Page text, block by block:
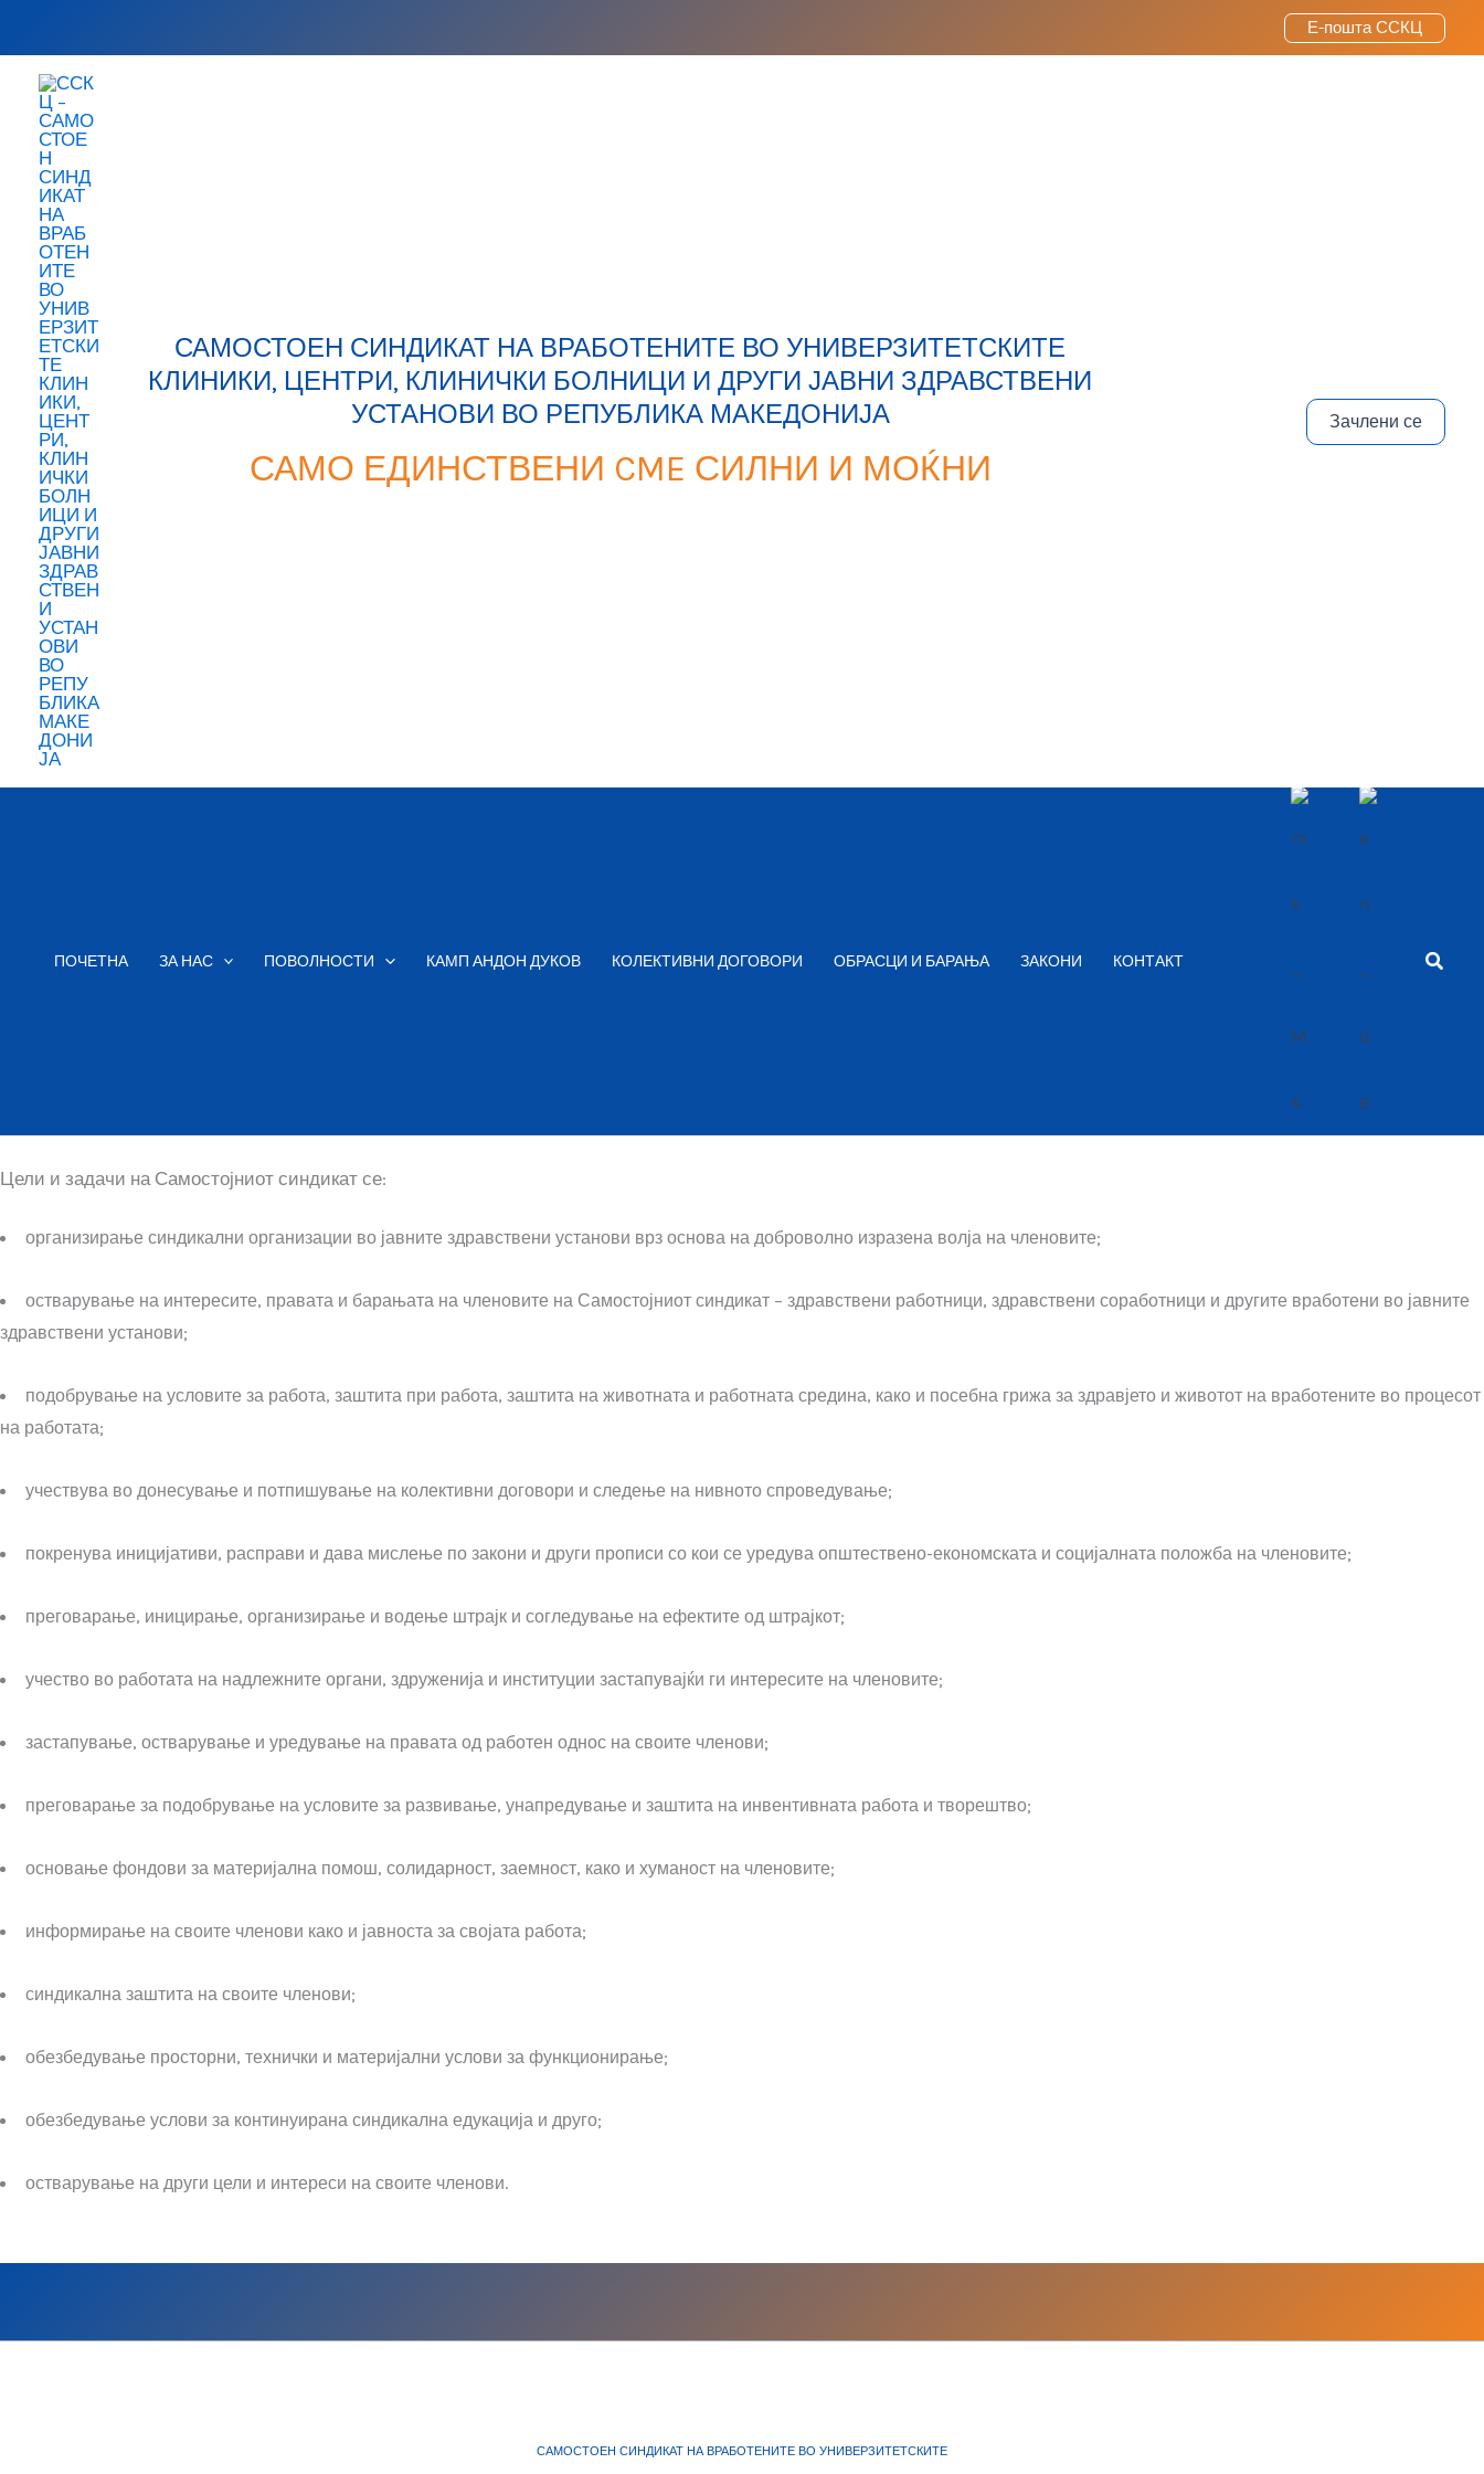
content
Е-пошта ССКЦ
САМОСТОЕН СИНДИКАТ НА ВРАБОТЕНИТЕ ВО УНИВЕРЗИТЕТСКИТЕ
КЛИНИКИ, ЦЕНТРИ, КЛИНИЧКИ БОЛНИЦИ И ДРУГИ ЈАВНИ ЗДРАВСТВЕНИ
УСТАНОВИ ВО РЕПУБЛИКА МАКЕДОНИЈА
САМО ЕДИНСТВЕНИ CME СИЛНИ И МОЌНИ
Зачлени се
ПОЧЕТНА ЗА НАС ПОВОЛНОСТИ КАМП АНДОН ДУКОВ КОЛЕКТИВНИ ДОГОВОРИ ОБРАСЦИ И БАРАЊА ЗАКОНИ КОНТАКТ
Цели и задачи на Самостојниот синдикат се:
организирање синдикални организации во јавните здравствени установи врз основа на доброволно изразена волја на членовите;
остварување на интересите, правата и барањата на членовите на Самостојниот синдикат – здравствени работници, здравствени соработници и другите вработени во јавните
здравствени установи;
подобрување на условите за работа, заштита при работа, заштита на животната и работната средина, како и посебна грижа за здравјето и животот на вработените во процесот
на работата;
учествува во донесување и потпишување на колективни договори и следење на нивното спроведување;
покренува иницијативи, расправи и дава мислење по закони и други прописи со кои се уредува општествено-економската и социјалната положба на членовите;
преговарање, иницирање, организирање и водење штрајк и согледување на ефектите од штрајкот;
учество во работата на надлежните органи, здруженија и институции застапувајќи ги интересите на членовите;
застапување, остварување и уредување на правата од работен однос на своите членови;
преговарање за подобрување на условите за развивање, унапредување и заштита на инвентивната работа и творештво;
основање фондови за материјална помош, солидарност, заемност, како и хуманост на членовите;
информирање на своите членови како и јавноста за својата работа;
синдикална заштита на своите членови;
обезбедување просторни, технички и материјални услови за функционирање;
обезбедување услови за континуирана синдикална едукација и друго;
остварување на други цели и интереси на своите членови.
САМОСТОЕН СИНДИКАТ НА ВРАБОТЕНИТЕ ВО УНИВЕРЗИТЕТСКИТЕ